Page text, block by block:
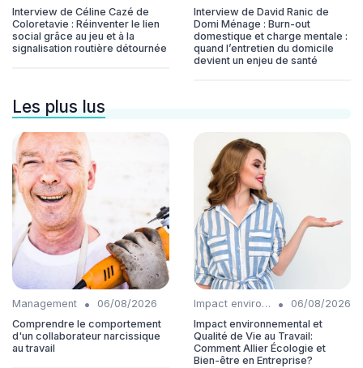
Interview de Céline Cazé de
Coloretavie : Réinventer le lien
social grâce au jeu et à la
signalisation routière détournée
Interview de David Ranic de
Domi Ménage : Burn-out
domestique et charge mentale :
quand l’entretien du domicile
devient un enjeu de santé
Les plus lus
Management •
06/08/2026
Comprendre le comportement
d'un collaborateur narcissique
au travail
Impact environnemental •
06/08/2026
Impact environnemental et
Qualité de Vie au Travail:
Comment Allier Écologie et
Bien-être en Entreprise?